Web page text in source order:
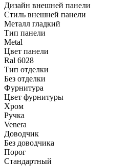
Дизайн внешней панели
Стиль внешней панели
Металл гладкий
Тип панели
Metal
Цвет панели
Ral 6028
Тип отделки
Без отделки
Фурнитура
Цвет фурнитуры
Хром
Ручка
Venera
Доводчик
Без доводчика
Порог
Стандартный